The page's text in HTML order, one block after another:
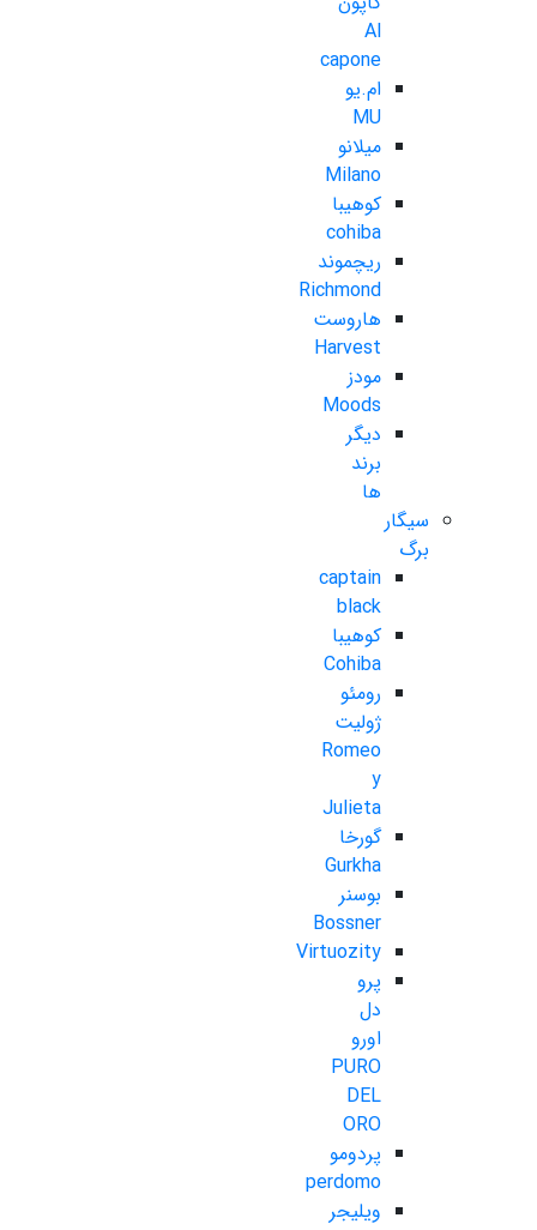
Al
capone
ام.یو
MU
میلانو
Milano
کوهیبا
cohiba
ریچموند
Richmond
هاروست
Harvest
مودز
Moods
دیگر
برند
ها
سیگار
برگ
captain
black
کوهیبا
Cohiba
رومئو
ژولیت
Romeo
y
Julieta
گورخا
Gurkha
بوسنر
Bossner
Virtuozity
پرو
دل
اورو
PURO
DEL
ORO
پردومو
perdomo
ویلیجر